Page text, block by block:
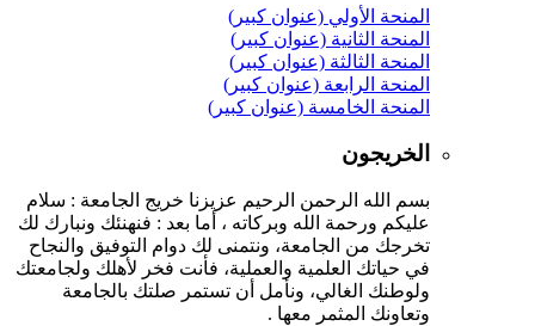
المنحة الأولي (عنوان كبير)
المنحة الثانية (عنوان كبير)
المنحة الثالثة (عنوان كبير)
المنحة الرابعة (عنوان كبير)
المنحة الخامسة (عنوان كبير)
الخريجون
بسم الله الرحمن الرحيم عزيزنا خريج الجامعة : سلام
عليكم ورحمة الله وبركاته ، أما بعد : فنهنئك ونبارك لك
تخرجك من الجامعة، ونتمنى لك دوام التوفيق والنجاح
في حياتك العلمية والعملية، فأنت فخر لأهلك ولجامعتك
ولوطنك الغالي، ونأمل أن تستمر صلتك بالجامعة
وتعاونك المثمر معها .